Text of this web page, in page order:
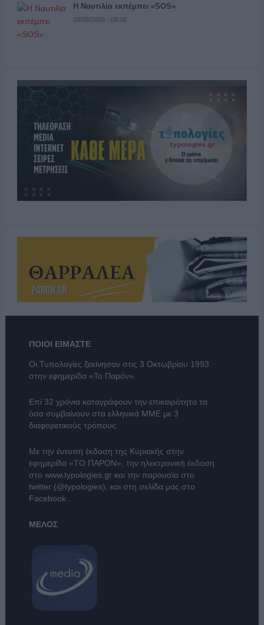
Η Ναυτιλία εκπέμπει «SOS»
08/08/2026 - 08:06
ΠΟΙΟΙ ΕΙΜΑΣΤΕ
Οι Τυπολογίες ξεκίνησαν στις 3 Οκτωβρίου 1993
στην εφημερίδα «Το Παρόν».
Επί 32 χρόνια καταγράφουν την επικαιρότητα τα
όσα συμβαίνουν στα ελληνικά ΜΜΕ με 3
διαφορετικούς τρόπους.
Με την έντυπη έκδοση της Κυριακής στην
εφημερίδα «ΤΟ ΠΑΡΟΝ», την ηλεκτρονική έκδοση
στο www.typologies.grκαι την παρουσία στο
twitter (@typologies), και στη σελίδα μας στο
Facebook .
ΜΕΛΟΣ